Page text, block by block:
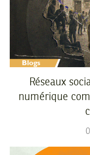
Réseaux
numérique